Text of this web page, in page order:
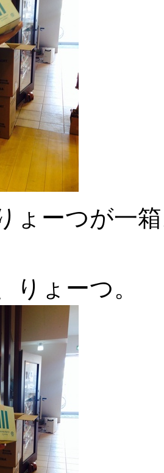
ょーつが一
りょーつ。